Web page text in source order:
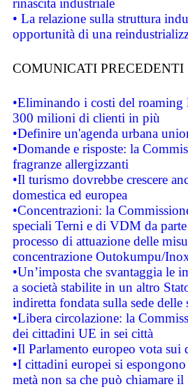
rinascita industriale
• La relazione sulla struttura
opportunità di una
COMUNICATI PRECEDENTI
•Eliminando i costi del roaming
300 milioni di clienti in più
•Definire un'agenda urbana
•Domande e risposte: la
fragranze allergizzanti
•Il turismo dovrebbe crescere
domestica ed europea
•Concentrazioni: la
speciali Terni e di VDM da
processo di attuazione delle
concentrazione Outokumpu/
•Un’imposta che svantaggia le
a società stabilite in un altro
indiretta fondata sulla sede delle
•Libera circolazione: la
dei cittadini UE in sei città
•Il Parlamento europeo vota sui
•I cittadini europei si
metà non sa che può chiamare